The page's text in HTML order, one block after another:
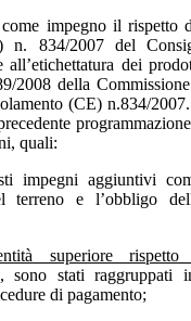
impegno il rispetto
n. 834/2007 del
all’etichettatura dei
2008 della
(CE) n.834/
quali:
impegni aggiuntivi
terreno e l’obbligo
superiore rispetto
, sono stati raggruppati
di pagamento;